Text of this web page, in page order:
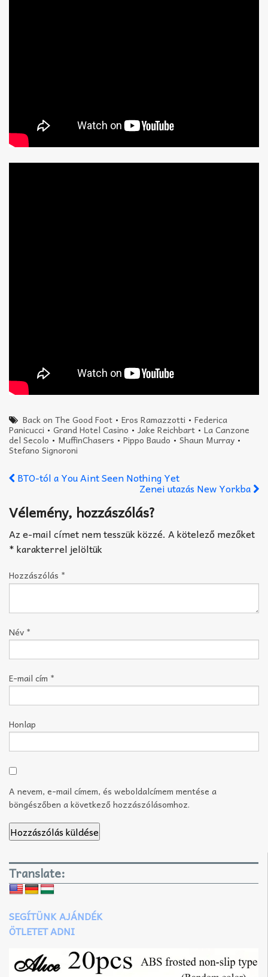
Back on The Good Foot •Eros Ramazzotti •Federica
Panicucci • Grand Hotel Casino • Jake Reichbart • La Canzone
del Secolo • MuffinChasers • Pippo Baudo • Shaun Murray •
Stefano Signoroni
BTO-tól a You Aint Seen Nothing Yet
Zenei utazás New Yorkba
Vélemény, hozzászólás?
Az e-mail címet nem tesszük közzé. A kötelező mezőket
*karakterrel jelöltük
Hozzászólás *
Név *
E-mail cím *
Honlap
A nevem, e-mail címem, és weboldalcímem mentése a
böngészőben a következő hozzászólásomhoz.
Translate:
SEGÍTÜNK AJÁNDÉK
ÖTLETET ADNI